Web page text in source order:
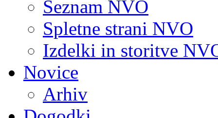
Seznam NVO
Spletne strani NVO
Izdelki in storitve
Novice
Arhiv